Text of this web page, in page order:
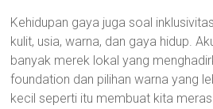
Kehidupan gaya juga soal
kulit, usia, warna, dan gaya hidup.
banyak merek lokal yang
foundation dan pilihan warna yang
kecil seperti itu membuat kita